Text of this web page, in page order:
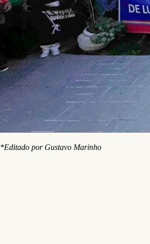
*Editado por Gustavo Marinho